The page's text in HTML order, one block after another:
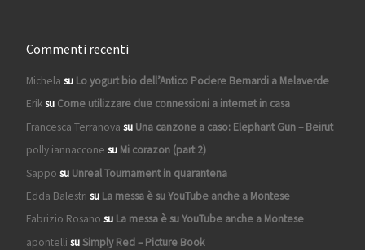
Commenti recenti
Michela su Lo yogurt bio dell’Antico Podere Bernardi a Melaverde
Eriksu Come utilizzare due connessioni a internet in casa
Francesca Terranova su Una canzone a caso: Elephant Gun – Beirut
polly iannaccone su Mi corazon (part 2)
Sappo su Unreal Tournament in quarantena
Edda Balestri su La messa è su YouTube anche a Montese
Fabrizio Rosano su La messa è su YouTube anche a Montese
apontelli suSimply Red – Picture Book